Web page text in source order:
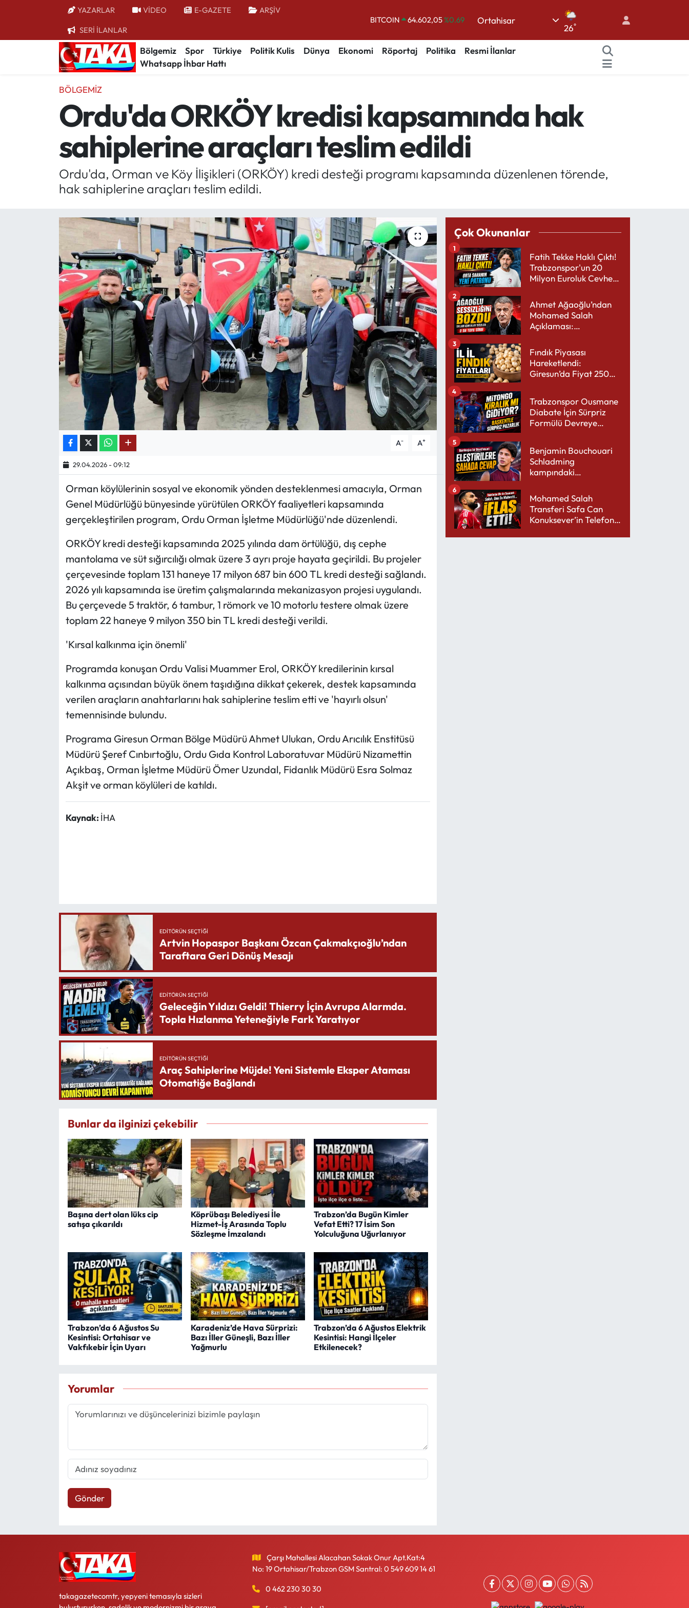
YAZARLAR VİDEO E-GAZETE ARŞİV
SERİ İLANLAR
BITCOIN 64.602,05%0.69
EURO
55,0700%0.1
BİST100 13.703%0
Ortahisar
26°
Bölgemiz Spor Türkiye Politik Kulis Dünya Ekonomi Röportaj Politika
Resmi İlanlar
Whatsapp İhbar Hattı
BÖLGEMIZ
Ordu'da ORKÖY kredisi kapsamında hak
sahiplerine araçları teslim edildi
Ordu'da, Orman ve Köy İlişikleri (ORKÖY) kredi desteği programı kapsamında düzenlenen törende,
hak sahiplerine araçları teslim edildi.
A- A+
29.04.2026 - 09:12
Orman köylülerinin sosyal ve ekonomik yönden desteklenmesi amacıyla, Orman
Genel Müdürlüğü bünyesinde yürütülen ORKÖY faaliyetleri kapsamında
gerçekleştirilen program, Ordu Orman İşletme Müdürlüğü'nde düzenlendi.
ORKÖY kredi desteği kapsamında 2025 yılında dam örtülüğü, dış cephe
mantolama ve süt sığırcılığı olmak üzere 3 ayrı proje hayata geçirildi. Bu projeler
çerçevesinde toplam 131 haneye 17 milyon 687 bin 600 TL kredi desteği sağlandı.
2026 yılı kapsamında ise üretim çalışmalarında mekanizasyon projesi uygulandı.
Bu çerçevede 5 traktör, 6 tambur, 1 römork ve 10 motorlu testere olmak üzere
toplam 22 haneye 9 milyon 350 bin TL kredi desteği verildi.
'Kırsal kalkınma için önemli'
Programda konuşan Ordu Valisi Muammer Erol, ORKÖY kredilerinin kırsal
kalkınma açısından büyük önem taşıdığına dikkat çekerek, destek kapsamında
verilen araçların anahtarlarını hak sahiplerine teslim etti ve 'hayırlı olsun'
temennisinde bulundu.
Programa Giresun Orman Bölge Müdürü Ahmet Ulukan, Ordu Arıcılık Enstitüsü
Müdürü Şeref Cınbırtoğlu, Ordu Gıda Kontrol Laboratuvar Müdürü Nizamettin
Açıkbaş, Orman İşletme Müdürü Ömer Uzundal, Fidanlık Müdürü Esra Solmaz
Akşit ve orman köylüleri de katıldı.
Kaynak: İHA
EDITÖRÜN SEÇTIĞI
Artvin Hopaspor Başkanı Özcan Çakmakçıoğlu’ndan
Taraftara Geri Dönüş Mesajı
EDITÖRÜN SEÇTIĞI
Geleceğin Yıldızı Geldi! Thierry İçin Avrupa Alarmda.
Topla Hızlanma Yeteneğiyle Fark Yaratıyor
EDITÖRÜN SEÇTIĞI
Araç Sahiplerine Müjde! Yeni Sistemle Eksper Ataması
Otomatiğe Bağlandı
Bunlar da ilginizi çekebilir
Başına dert olan lüks cip
satışa çıkarıldı
Köprübaşı Belediyesi İle
Hizmet-İş Arasında Toplu
Sözleşme İmzalandı
Trabzon’da Bugün Kimler
Vefat Etti? 17 İsim Son
Yolculuğuna Uğurlanıyor
Trabzon’da 6 Ağustos Su
Kesintisi: Ortahisar ve
Vakfıkebir İçin Uyarı
Karadeniz’de Hava Sürprizi:
Bazı İller Güneşli, Bazı İller
Yağmurlu
Trabzon’da 6 Ağustos Elektrik
Kesintisi: Hangi İlçeler
Etkilenecek?
Yorumlar
Gönder
Çok Okunanlar
Fatih Tekke Haklı Çıktı!
Trabzonspor'un 20
Milyon Euroluk Cevheri
1
Ahmet Ağaoğlu’ndan
Mohamed Salah
Açıklaması:
Yakışır
2
Fındık Piyasası
Hareketlendi:
Giresun’da Fiyat 250
3
Trabzonspor Ousmane
Diabate İçin Sürpriz
Formülü Devreye
4
Benjamin Bouchouari
Schladming
kampındaki
5
Mohamed Salah
Transferi Safa Can
Konuksever’in Telefon
6
takagazetecomtr, yepyeni temasıyla sizleri
Çarşı Mahallesi Alacahan Sokak Onur Apt.Kat:4
No: 19 Ortahisar/Trabzon GSM Santral: 0 549 609 14 61
0 462 230 30 30
Bölgemiz
Kültür/Sanat
Politik Kulis
Mektup Galeri
Röportaj
Manşet
Köşe Yazıları
Karikatür Galeri
Spor Yazıları
Trabzon Nöbetçi Eczaneler
Trabzon Hava Durumu
Trabzon Trafik Yoğunluk Haritası
Süper Lig Puan Durumu ve Fikstür
Tüm Manşetler
Son Dakika Haberleri
Haber Arşivi